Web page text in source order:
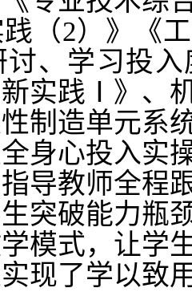
（2）》《
、学习投
新实践Ⅰ》、
制造单元系
身心投入实
导教师全程
突破能力瓶
模式，让学
现了学以致